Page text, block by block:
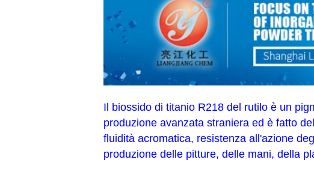
Il biossido di titanio R218 del rutilo è un
produzione avanzata straniera ed è fatto
fluidità acromatica, resistenza all'azione
produzione delle pitture, delle mani, della